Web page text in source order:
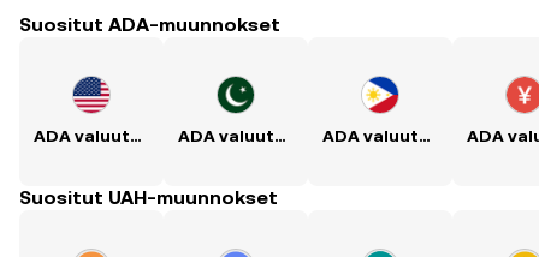
Suositut ADA-muunnokset
ADA valuutaksi USD ADA valuutaksi PKR ADA valuutaksi PHP
Suositut UAH-muunnokset